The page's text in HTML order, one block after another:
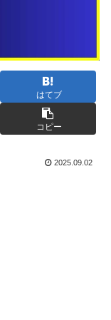
はてブ
コピー
2025.09.02